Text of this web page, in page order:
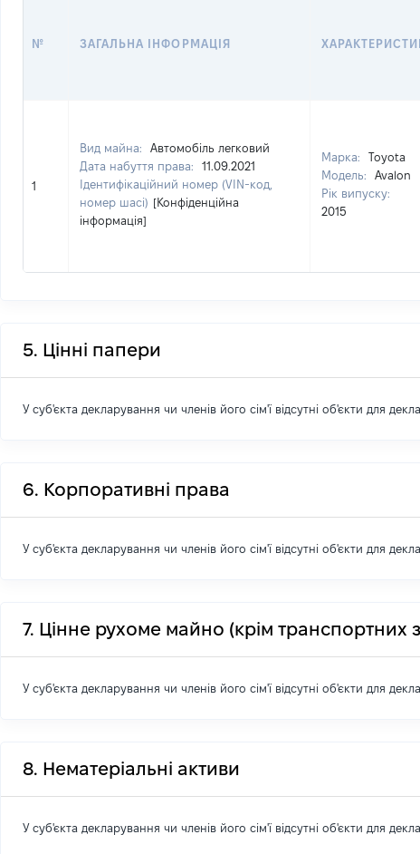
№ ЗАГАЛЬНА ІНФОРМАЦІЯ
1
Вид майна:
Автомобіль легковий
Дата набуття права:
11.09.2021
Ідентифікаційний номер (VIN-код,
номер шасі) [Конфіденційна
інформація]
Марка:
Toyota
Модель:
Avalon
Рік випуску:
2015
5. Цінні папери
У суб'єкта декларування чи членів його сім'ї відсутні об'єкти для
6. Корпоративні права
У суб'єкта декларування чи членів його сім'ї відсутні об'єкти для
7. Цінне рухоме майно (крім транспортних
У суб'єкта декларування чи членів його сім'ї відсутні об'єкти для
8. Нематеріальні активи
У суб'єкта декларування чи членів його сім'ї відсутні об'єкти для